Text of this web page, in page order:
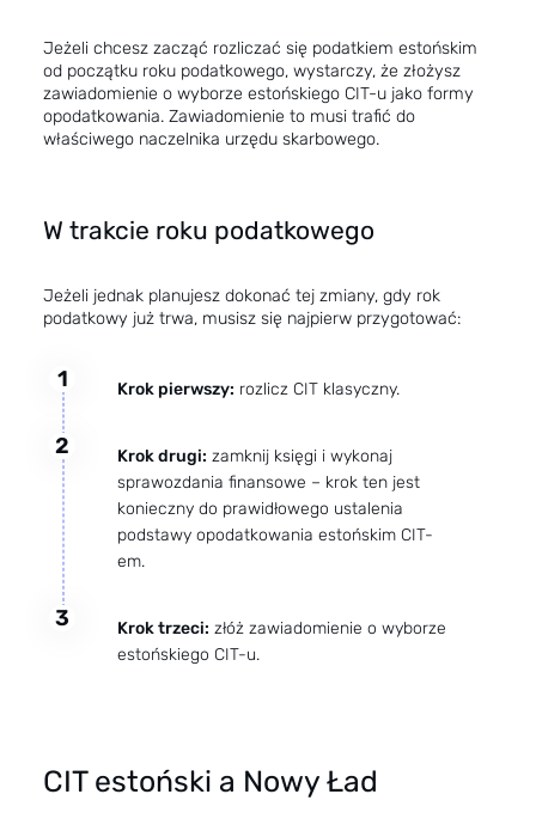
Jeżeli chcesz zacząć rozliczać się podatkiem estońskim
od początku roku podatkowego, wystarczy, że złożysz
zawiadomienie o wyborze estońskiego CIT-u jako formy
opodatkowania. Zawiadomienie to musi trafić do
właściwego naczelnika urzędu skarbowego.
W trakcie roku podatkowego
Jeżeli jednak planujesz dokonać tej zmiany, gdy rok
podatkowy już trwa, musisz się najpierw przygotować:
1 Krok pierwszy: rozlicz CIT klasyczny.
2 Krok drugi: zamknij księgi i wykonaj
sprawozdania finansowe – krok ten jest
konieczny do prawidłowego ustalenia
podstawy opodatkowania estońskim CIT-
em.
3 Krok trzeci: złóż zawiadomienie o wyborze
estońskiego CIT-u.
CIT estoński a Nowy Ład